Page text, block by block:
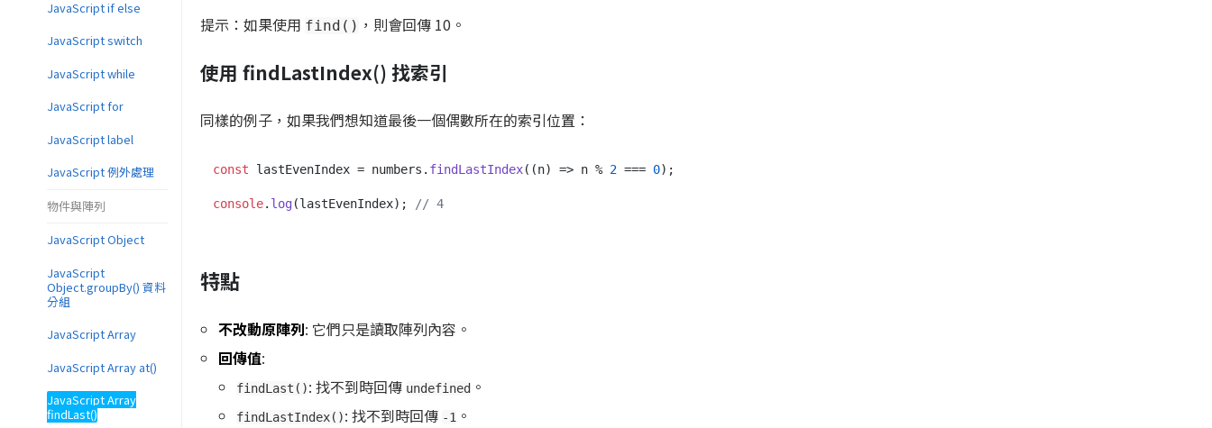
提示：如果使用 find() ，則會回傳 10。
使用 findLastIndex() 找索引
同樣的例子，如果我們想知道最後一個偶數所在的索引位置：
const lastEvenIndex = numbers. findLastIndex( (n) => n % 2 === 0);
console. log(lastEvenIndex); // 4
特點
不改動原陣列: 它們只是讀取陣列內容。
回傳值:
findLast(): 找不到時回傳 undefined 。
findLastIndex(): 找不到時回傳 -1 。
JavaScript if else
JavaScript switch
JavaScript while
JavaScript for
JavaScript label
JavaScript 例外處理
物件與陣列
JavaScript Object
JavaScript
Object.groupBy() 資料
分組
JavaScript Array
JavaScript Array at()
JavaScript Array
findLast()